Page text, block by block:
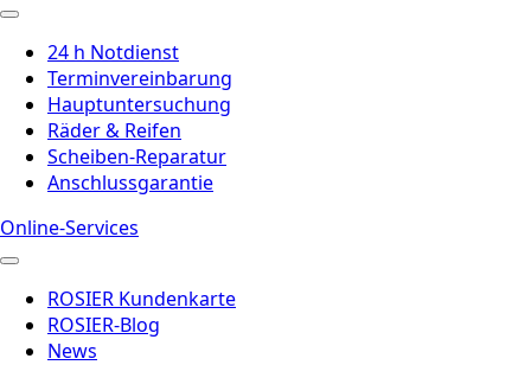
24 h Notdienst
Terminvereinbarung
Hauptuntersuchung
Räder & Reifen
Scheiben-Reparatur
Anschlussgarantie
Online-Services
ROSIER Kundenkarte
ROSIER-Blog
News